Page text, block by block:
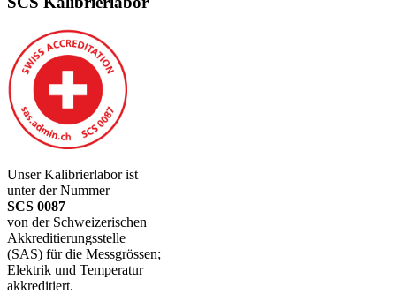
Unser Kalibrierlabor ist
unter der Nummer
SCS 0087
von der Schweizerischen
Akkreditierungsstelle
(SAS) für die Messgrössen;
Elektrik und Temperatur
akkreditiert.